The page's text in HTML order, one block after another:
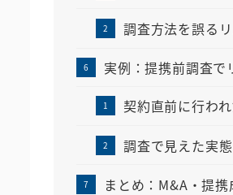
調査方法を誤る
実例：提携前調査で
契約直前に行わ
調査で見えた実態
まとめ：M&A・提